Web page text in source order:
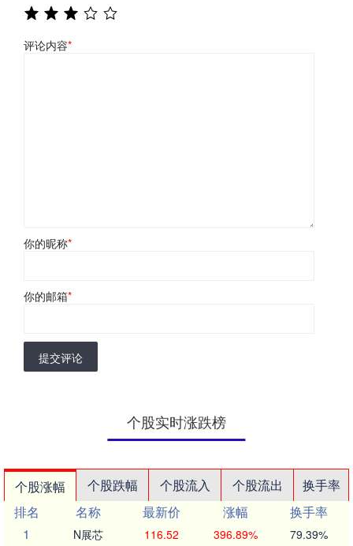
评论内容*
你的昵称*
你的邮箱*
提交评论
个股实时涨跌榜
个股涨幅 个股跌幅 个股流入 个股流出
换手率
排名
名称 最新价 涨幅
换手率
1
N展芯 116.52 396.89% 79.39%